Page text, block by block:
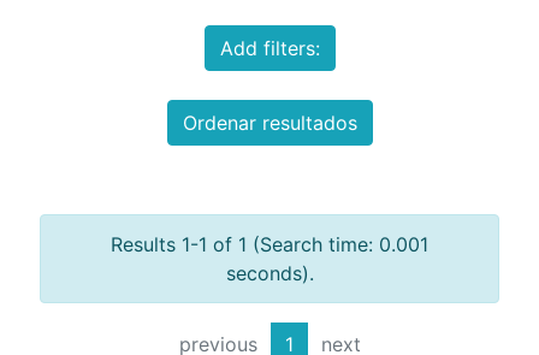
Add filters:
Ordenar resultados
Results 1-1 of 1 (Search time: 0.001
seconds).
previous 1 next